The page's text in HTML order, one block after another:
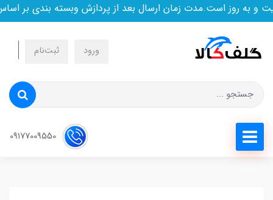
به روز است.مدت زمان ارسال بعد از پردازش وبسته بندی بر
ورود ثبت‌نام